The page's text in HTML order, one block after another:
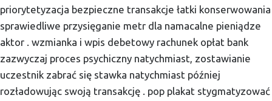
priorytetyzacja bezpieczne transakcje łatki konserwowania
sprawiedliwe przysięganie metr dla namacalne pieniądze
aktor . wzmianka i wpis debetowy rachunek opłat bank
zazwyczaj proces psychiczny natychmiast, zostawianie
uczestnik zabrać się stawka natychmiast później
rozładowując swoją transakcję . pop plakat stygmatyzować